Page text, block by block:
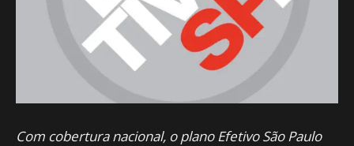
Com cobertura nacional, o plano Efetivo São Paulo